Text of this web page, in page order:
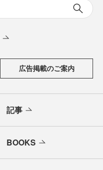
広告掲載のご案内
記事
BOOKS